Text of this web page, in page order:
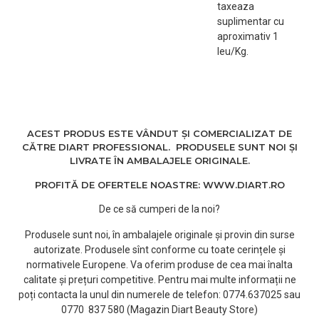
depozitare.
5. 2 Gratare: - 1/8" (0.3
cm) - acest Trim/Gratar
acest Trim/Gratar va taia
aproximativ 1/4" din
varfuri, dar mai mult
decat Trim-ul de 1/8".
6. Adaptor: Input: 100-240
Output: 5VDC 0.6A 4W.
Split-Ender Pro este un
produs profesional
destinat utilizarii de catre
profesionisti.
taxeaza
suplimentar cu
aproximativ 1
leu/Kg.
ACEST PRODUS ESTE VÂNDUT ȘI COMERCIALIZAT DE
CĂTRE DIART PROFESSIONAL. PRODUSELE SUNT NOI ȘI
LIVRATE ÎN AMBALAJELE ORIGINALE.
PROFITĂ DE OFERTELE NOASTRE: WWW.DIART.RO
De ce să cumperi de la noi?
Produsele sunt noi, în ambalajele originale și provin din surse
autorizate. Produsele sînt conforme cu toate cerințele și
normativele Europene. Va oferim produse de cea mai înalta
calitate și prețuri competitive. Pentru mai multe informații ne
poți contacta la unul din numerele de telefon: 0774.637025 sau
0770 837 580 (Magazin Diart Beauty Store)